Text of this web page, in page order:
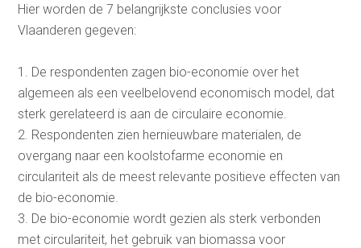
Hier worden de 7 belangrijkste conclusies voor
Vlaanderen gegeven:
De respondenten zagen bio-economie over het
algemeen als een veelbelovend economisch model, dat
sterk gerelateerd is aan de circulaire economie.
Respondenten zien hernieuwbare materialen, de
overgang naar een koolstofarme economie en
circulariteit als de meest relevante positieve effecten van
de bio-economie.
De bio-economie wordt gezien als sterk verbonden
met circulariteit, het gebruik van biomassa voor